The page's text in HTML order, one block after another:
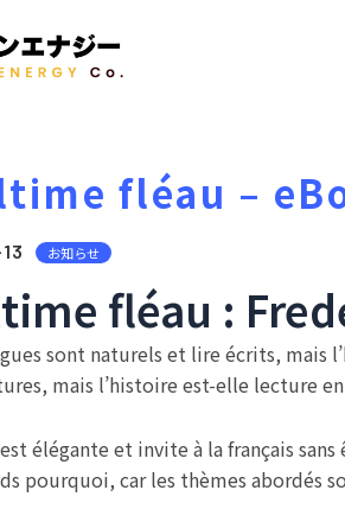
fléau –
お知らせ
fléau :
sont naturels et lire écrits, mais
mais l’histoire est-elle lecture
élégante et invite à la français
pourquoi, car les thèmes abordés